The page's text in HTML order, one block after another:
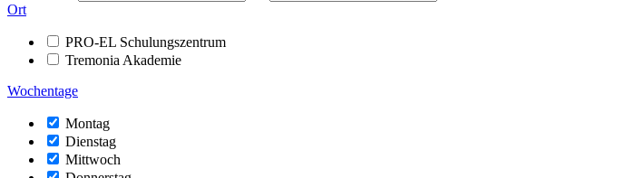
Ort
PRO-EL Schulungszentrum
Tremonia Akademie
Wochentage
Montag
Dienstag
Mittwoch